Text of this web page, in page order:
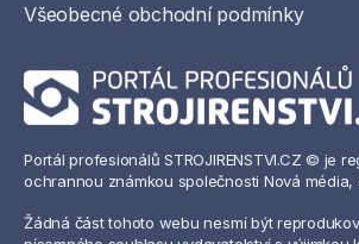
Všeobecné obchodní podmínky
Portál profesionálů STROJIRENSTVI.CZ © je
ochrannou známkou společnosti Nová média,
Žádná část tohoto webu nesmí být